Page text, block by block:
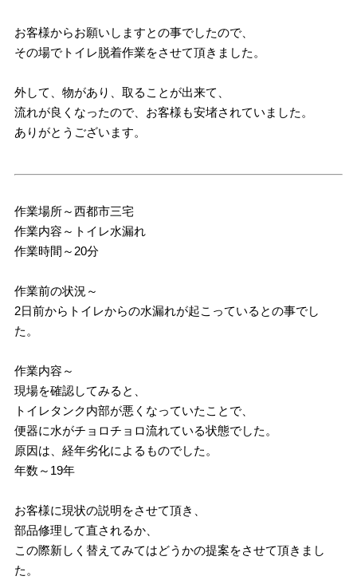
お客様からお願いしますとの事でしたので、
その場でトイレ脱着作業をさせて頂きました。
外して、物があり、取ることが出来て、
流れが良くなったので、お客様も安堵されていました。
ありがとうございます。
作業場所～西都市三宅
作業内容～トイレ水漏れ
作業時間～20分
作業前の状況～
2日前からトイレからの水漏れが起こっているとの事でし
た。
作業内容～
現場を確認してみると、
トイレタンク内部が悪くなっていたことで、
便器に水がチョロチョロ流れている状態でした。
原因は、経年劣化によるものでした。
年数～19年
お客様に現状の説明をさせて頂き、
部品修理して直されるか、
この際新しく替えてみてはどうかの提案をさせて頂きまし
た。